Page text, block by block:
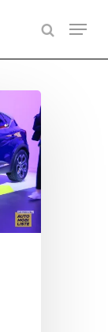
search
Menu